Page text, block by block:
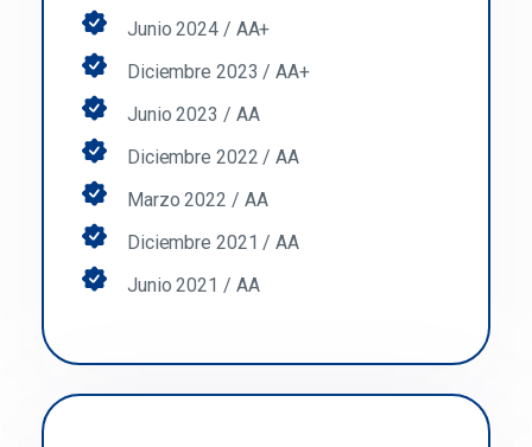
Junio 2024 / AA+
Diciembre 2023 / AA+
Junio 2023 / AA
Diciembre 2022 / AA
Marzo 2022 / AA
Diciembre 2021 / AA
Junio 2021 / AA